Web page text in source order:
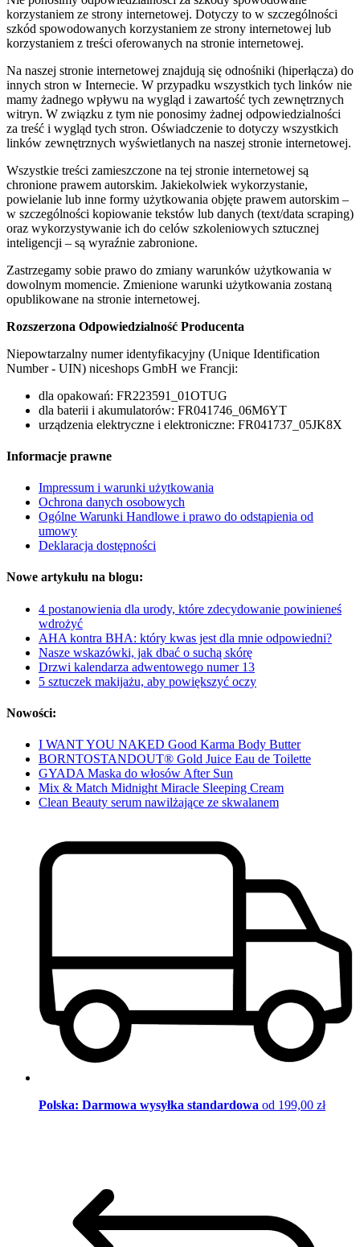
korzystaniem ze strony internetowej. Dotyczy to w szczególności
szkód spowodowanych korzystaniem ze strony internetowej lub
korzystaniem z treści oferowanych na stronie internetowej.
Na naszej stronie internetowej znajdują się odnośniki (hiperłącza) do
innych stron w Internecie. W przypadku wszystkich tych linków nie
mamy żadnego wpływu na wygląd i zawartość tych zewnętrznych
witryn. W związku z tym nie ponosimy żadnej odpowiedzialności
za treść i wygląd tych stron. Oświadczenie to dotyczy wszystkich
linków zewnętrznych wyświetlanych na naszej stronie internetowej.
Wszystkie treści zamieszczone na tej stronie internetowej są
chronione prawem autorskim. Jakiekolwiek wykorzystanie,
powielanie lub inne formy użytkowania objęte prawem autorskim –
w szczególności kopiowanie tekstów lub danych (text/data scraping)
oraz wykorzystywanie ich do celów szkoleniowych sztucznej
inteligencji – są wyraźnie zabronione.
Zastrzegamy sobie prawo do zmiany warunków użytkowania w
dowolnym momencie. Zmienione warunki użytkowania zostaną
opublikowane na stronie internetowej.
Rozszerzona Odpowiedzialność Producenta
Niepowtarzalny numer identyfikacyjny (Unique Identification
Number - UIN) niceshops GmbH we Francji:
dla opakowań: FR223591_01OTUG
dla baterii i akumulatorów: FR041746_06M6YT
urządzenia elektryczne i elektroniczne: FR041737_05JK8X
Informacje prawne
Impressum i warunki użytkowania
Ochrona danych osobowych
Ogólne Warunki Handlowe i prawo do odstąpienia od
umowy
Deklaracja dostępności
Nowe artykułu na blogu:
4 postanowienia dla urody, które zdecydowanie powinieneś
wdrożyć
AHA kontra BHA: który kwas jest dla mnie odpowiedni?
Nasze wskazówki, jak dbać o suchą skórę
Drzwi kalendarza adwentowego numer 13
5 sztuczek makijażu, aby powiększyć oczy
Nowości:
I WANT YOU NAKED Good Karma Body Butter
BORNTOSTANDOUT® Gold Juice Eau de Toilette
GYADA Maska do włosów After Sun
Mix & Match Midnight Miracle Sleeping Cream
Clean Beauty serum nawilżające ze skwalanem
Polska: Darmowa wysyłka standardowa od 199,00 zł